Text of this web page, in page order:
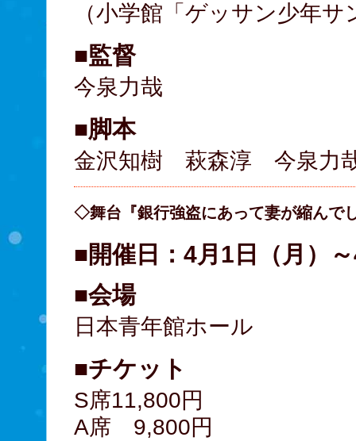
（小学館「ゲッサン少年
■監督
今泉力哉
■脚本
金沢知樹 萩森淳 今泉力
◇舞台『銀行強盗にあって妻が縮んで
■開催日：4月1日（月）
■会場
日本青年館ホール
■チケット
S席11,800円
A席 9,800円